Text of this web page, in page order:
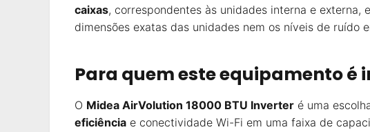
caixas, correspondentes às unidades interna e
dimensões exatas das unidades nem os níveis de ruído
Para quem este equipamento é
O Midea AirVolution 18000 BTU Inverter é uma
eficiência e conectividade Wi-Fi em uma faixa de